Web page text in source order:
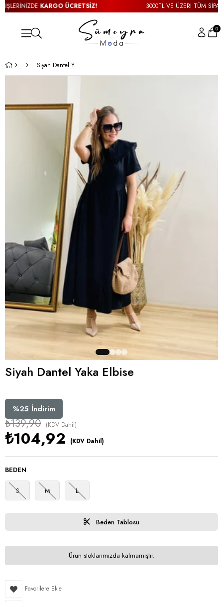
KARGO ÜCRETSİZ! 3000TL VE ÜZERİ TÜM
0
Siyah Dantel Yaka Elbise
Siyah Dantel Yaka Elbise
%25 İndirim
₺139,90 (KDV Dahil)
₺104,92 (KDV Dahil)
BEDEN
S M L
Beden Tablosu
Ürün stoklarımızda kalmamıştır.
Favorilere Ekle